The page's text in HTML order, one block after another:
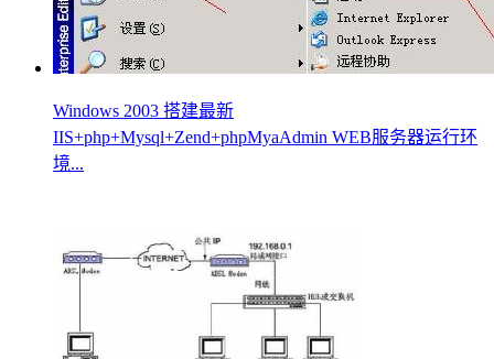
Windows 2003 搭建最新
IIS+php+Mysql+Zend+phpMyaAdmin WEB服务器运行环
境...